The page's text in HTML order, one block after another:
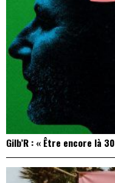
Gilb’R : « Être encore là